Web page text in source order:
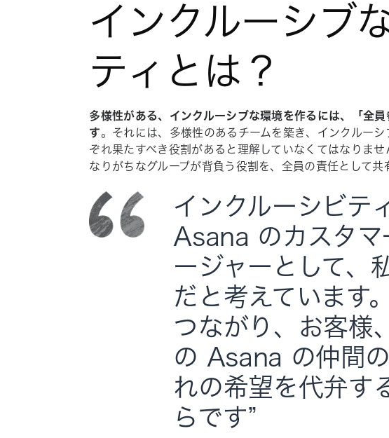
インクルーシブ
ティとは？
多様性がある、インクルーシブな環境を作るには、「全
す。それには、多様性のあるチームを築き、インクルー
ぞれ果たすべき役割があると理解していなくてはなりま
なりがちなグループが背負う役割を、全員の責任として共
インクルーシビテ
Asana のカスタマ
ージャーとして、
だと考えています
つながり、お客様
の Asana の仲間
れの希望を代弁す
らです”